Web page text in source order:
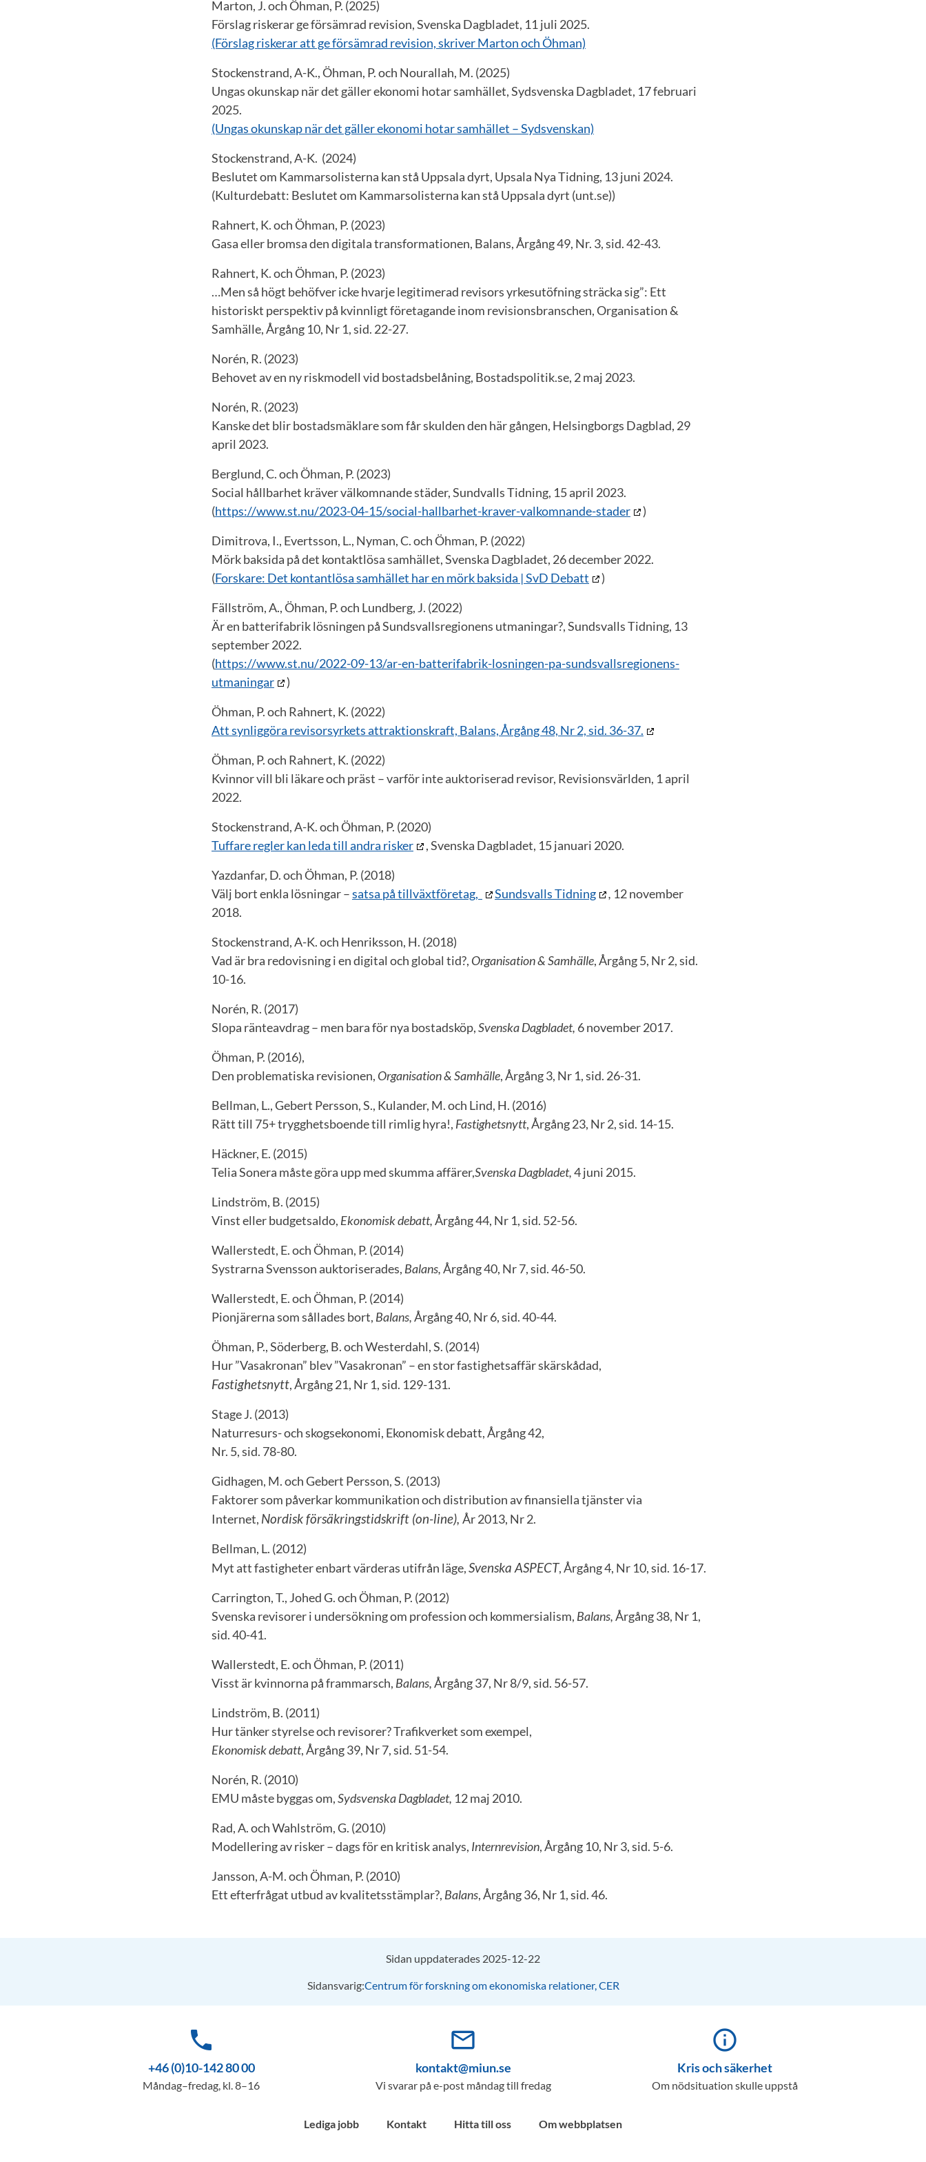
Marton, J. och Öhman, P. (2025)
Förslag riskerar ge försämrad revision, Svenska Dagbladet, 11 juli 2025.
(Förslag riskerar att ge försämrad revision, skriver Marton och Öhman)
Stockenstrand, A-K., Öhman, P. och Nourallah, M. (2025)
Ungas okunskap när det gäller ekonomi hotar samhället, Sydsvenska Dagbladet, 17 februari
2025.
(Ungas okunskap när det gäller ekonomi hotar samhället – Sydsvenskan)
Stockenstrand, A-K. (2024)
Beslutet om Kammarsolisterna kan stå Uppsala dyrt, Upsala Nya Tidning, 13 juni 2024.
(Kulturdebatt: Beslutet om Kammarsolisterna kan stå Uppsala dyrt (unt.se))
Rahnert, K. och Öhman, P. (2023)
Gasa eller bromsa den digitala transformationen, Balans, Årgång 49, Nr. 3, sid. 42-43.
Rahnert, K. och Öhman, P. (2023)
…Men så högt behöfver icke hvarje legitimerad revisors yrkesutöfning sträcka sig”: Ett
historiskt perspektiv på kvinnligt företagande inom revisionsbranschen, Organisation &
Samhälle, Årgång 10, Nr 1, sid. 22-27.
Norén, R. (2023)
Behovet av en ny riskmodell vid bostadsbelåning, Bostadspolitik.se, 2 maj 2023.
Norén, R. (2023)
Kanske det blir bostadsmäklare som får skulden den här gången, Helsingborgs Dagblad, 29
april 2023.
Berglund, C. och Öhman, P. (2023)
Social hållbarhet kräver välkomnande städer, Sundvalls Tidning, 15 april 2023.
(https://www.st.nu/2023-04-15/social-hallbarhet-kraver-valkomnande-stader
)
Dimitrova, I., Evertsson, L., Nyman, C. och Öhman, P. (2022)
Mörk baksida på det kontaktlösa samhället, Svenska Dagbladet, 26 december 2022.
(Forskare: Det kontantlösa samhället har en mörk baksida | SvD Debatt
)
Fällström, A., Öhman, P. och Lundberg, J. (2022)
Är en batterifabrik lösningen på Sundsvallsregionens utmaningar?, Sundsvalls Tidning, 13
september 2022.
(https://www.st.nu/2022-09-13/ar-en-batterifabrik-losningen-pa-sundsvallsregionens-
utmaningar
)
Öhman, P. och Rahnert, K. (2022)
Att synliggöra revisorsyrkets attraktionskraft, Balans, Årgång 48, Nr 2, sid. 36-37.
Öhman, P. och Rahnert, K. (2022)
Kvinnor vill bli läkare och präst – varför inte auktoriserad revisor, Revisionsvärlden, 1 april
2022.
Stockenstrand, A-K. och Öhman, P. (2020)
Tuffare regler kan leda till andra risker
, Svenska Dagbladet, 15 januari 2020.
Yazdanfar, D. och Öhman, P. (2018)
Välj bort enkla lösningar –satsa på tillväxtföretag, Sundsvalls Tidning , 12 november
2018.
Stockenstrand, A-K. och Henriksson, H. (2018)
Vad är bra redovisning i en digital och global tid?, Organisation & Samhälle, Årgång 5, Nr 2, sid.
10-16.
Norén, R. (2017)
Slopa ränteavdrag – men bara för nya bostadsköp,Svenska Dagbladet, 6 november 2017.
Öhman, P. (2016),
Den problematiska revisionen, Organisation & Samhälle, Årgång 3, Nr 1, sid. 26-31.
Bellman, L., Gebert Persson, S., Kulander, M. och Lind, H. (2016)
Rätt till 75+ trygghetsboende till rimlig hyra!, Fastighetsnytt, Årgång 23, Nr 2, sid. 14-15.
Häckner, E. (2015)
Telia Sonera måste göra upp med skumma affärer,Svenska Dagbladet,4 juni 2015.
Lindström, B. (2015)
Vinst eller budgetsaldo, Ekonomisk debatt,Årgång 44, Nr 1, sid. 52-56.
Wallerstedt, E. och Öhman, P. (2014)
Systrarna Svensson auktoriserades, Balans,Årgång 40, Nr 7, sid. 46-50.
Wallerstedt, E. och Öhman, P. (2014)
Pionjärerna som sållades bort, Balans,Årgång 40, Nr 6, sid. 40-44.
Öhman, P., Söderberg, B. och Westerdahl, S. (2014)
Hur ”Vasakronan” blev ”Vasakronan” – en stor fastighetsaffär skärskådad,
Fastighetsnytt, Årgång 21, Nr 1, sid. 129-131.
Stage J. (2013)
Naturresurs- och skogsekonomi, Ekonomisk debatt, Årgång 42,
Nr. 5, sid. 78-80.
Gidhagen, M. och Gebert Persson, S. (2013)
Faktorer som påverkar kommunikation och distribution av finansiella tjänster via
Internet, Nordisk försäkringstidskrift (on-line), År 2013, Nr 2.
Bellman, L. (2012)
Myt att fastigheter enbart värderas utifrån läge,Svenska ASPECT, Årgång 4, Nr 10, sid. 16-17.
Carrington, T., Johed G. och Öhman, P. (2012)
Svenska revisorer i undersökning om profession och kommersialism, Balans,Årgång 38, Nr 1,
sid. 40-41.
Wallerstedt, E. och Öhman, P. (2011)
Visst är kvinnorna på frammarsch, Balans,Årgång 37, Nr 8/9, sid. 56-57.
Lindström, B. (2011)
Hur tänker styrelse och revisorer? Trafikverket som exempel,
Ekonomisk debatt, Årgång 39, Nr 7, sid. 51-54.
Norén, R. (2010)
EMU måste byggas om,Sydsvenska Dagbladet, 12 maj 2010.
Rad, A. och Wahlström, G. (2010)
Modellering av risker – dags för en kritisk analys, Internrevision, Årgång 10, Nr 3, sid. 5-6.
Jansson, A-M. och Öhman, P. (2010)
Ett efterfrågat utbud av kvalitetsstämplar?, Balans, Årgång 36, Nr 1, sid. 46.
Sidan uppdaterades 2025-12-22
Sidansvarig:Centrum för forskning om ekonomiska relationer, CER
phone
+46 (0)10-142 80 00
Måndag–fredag, kl. 8–16
mail_outline
kontakt@miun.se
Vi svarar på e-post måndag till fredag
info_outline
Kris och säkerhet
Om nödsituation skulle uppstå
Lediga jobb Kontakt Hitta till oss Om webbplatsen